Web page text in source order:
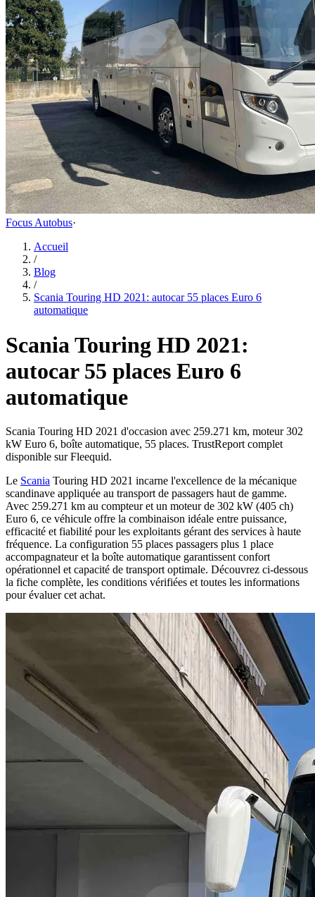
Focus Autobus·
Accueil
/
Blog
/
Scania Touring HD 2021: autocar 55 places Euro 6
automatique
Scania Touring HD 2021:
autocar 55 places Euro 6
automatique
Scania Touring HD 2021 d'occasion avec 259.271 km, moteur 302
kW Euro 6, boîte automatique, 55 places. TrustReport complet
disponible sur Fleequid.
Le Scania Touring HD 2021 incarne l'excellence de la mécanique
scandinave appliquée au transport de passagers haut de gamme.
Avec 259.271 km au compteur et un moteur de 302 kW (405 ch)
Euro 6, ce véhicule offre la combinaison idéale entre puissance,
efficacité et fiabilité pour les exploitants gérant des services à haute
fréquence. La configuration 55 places passagers plus 1 place
accompagnateur et la boîte automatique garantissent confort
opérationnel et capacité de transport optimale. Découvrez ci-dessous
la fiche complète, les conditions vérifiées et toutes les informations
pour évaluer cet achat.